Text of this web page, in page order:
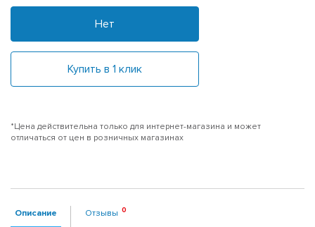
Нет
Купить в 1 клик
*Цена действительна только для интернет-магазина и может
отличаться от цен в розничных магазинах
Описание Отзывы